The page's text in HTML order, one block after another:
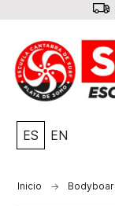
ES EN
Inicio